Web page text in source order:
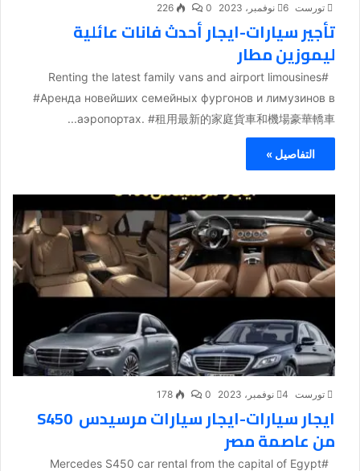
تورست 6 نوفمبر، 2023 0
226
تأجير سيارات-ايجار أحدث فانات عائلية
ليموزين مطار
#Renting the latest family vans and airport limousines
#Аренда новейших семейных фургонов и лимузинов в
аэропортах. #租用最新的家庭貨車和機場豪華轎車...
التفاصيل »
تورست 4 نوفمبر، 2023 0
178
ايجار سيارات-ايجار سيارات مرسيدس S450
من عاصمة مصر
#Mercedes S450 car rental from the capital of Egypt